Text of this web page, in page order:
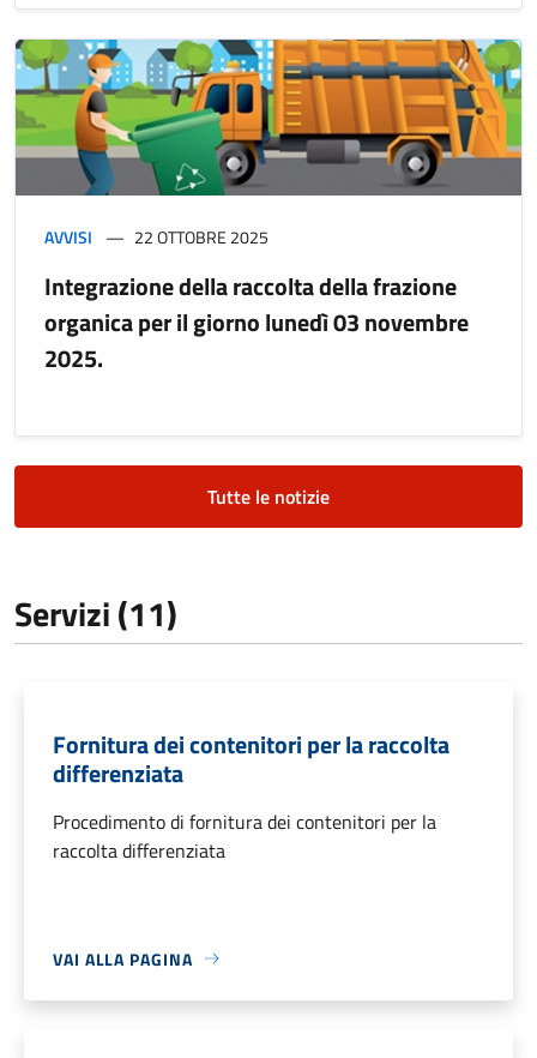
AVVISI 22 OTTOBRE 2025
Integrazione della raccolta della frazione
organica per il giorno lunedì 03 novembre
2025.
Tutte le notizie
Servizi (11)
Fornitura dei contenitori per la raccolta
differenziata
Procedimento di fornitura dei contenitori per la
raccolta differenziata
VAI ALLA PAGINA